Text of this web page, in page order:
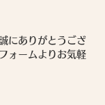
にありがとうござ
ォームよりお気軽